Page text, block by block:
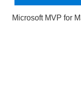
Microsoft MVP for